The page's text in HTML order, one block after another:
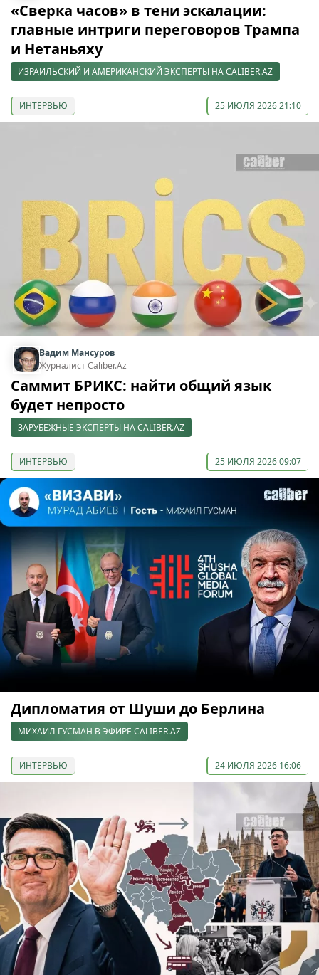
«Сверка часов» в тени эскалации:
главные интриги переговоров Трампа
и Нетаньяху
ИЗРАИЛЬСКИЙ И АМЕРИКАНСКИЙ ЭКСПЕРТЫ НА CALIBER.AZ
ИНТЕРВЬЮ 25 ИЮЛЯ 2026 21:10
Вадим Мансуров
Журналист Caliber.Az
Саммит БРИКС: найти общий язык
будет непросто
ЗАРУБЕЖНЫЕ ЭКСПЕРТЫ НА CALIBER.AZ
ИНТЕРВЬЮ 25 ИЮЛЯ 2026 09:07
Дипломатия от Шуши до Берлина
МИХАИЛ ГУСМАН В ЭФИРЕ CALIBER.AZ
ИНТЕРВЬЮ 24 ИЮЛЯ 2026 16:06